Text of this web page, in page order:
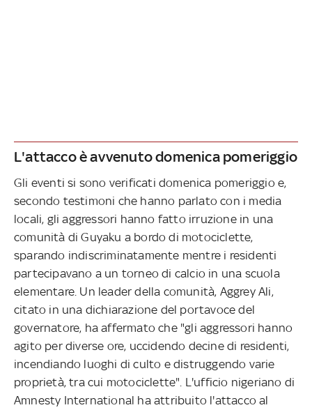
L'attacco è avvenuto domenica pomeriggio
Gli eventi si sono verificati domenica pomeriggio e,
secondo testimoni che hanno parlato con i media
locali, gli aggressori hanno fatto irruzione in una
comunità di Guyaku a bordo di motociclette,
sparando indiscriminatamente mentre i residenti
partecipavano a un torneo di calcio in una scuola
elementare. Un leader della comunità, Aggrey Ali,
citato in una dichiarazione del portavoce del
governatore, ha affermato che "gli aggressori hanno
agito per diverse ore, uccidendo decine di residenti,
incendiando luoghi di culto e distruggendo varie
proprietà, tra cui motociclette". L'ufficio nigeriano di
Amnesty International ha attribuito l'attacco al